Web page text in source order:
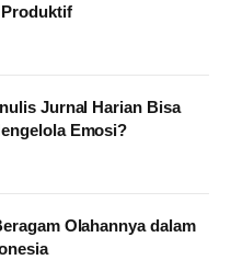
Produktif
Jurnal Harian Bisa
Emosi?
Olahannya dalam